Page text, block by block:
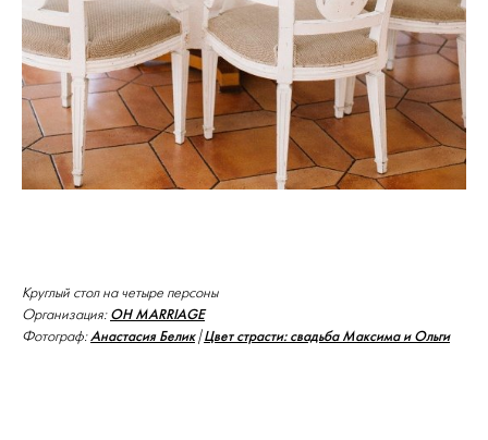
Круглый стол на четыре персоны
Организация: OH MARRIAGE
Фотограф:Анастасия Белик|Цвет страсти: свадьба Максима и Ольги